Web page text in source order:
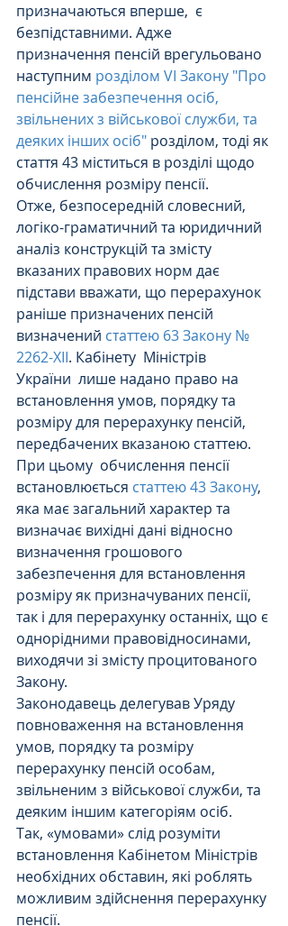
призначаються вперше,  є
безпідставними. Адже
призначення пенсій врегульовано
наступним розділом VI Закону "Про
пенсійне забезпечення осіб,
звільнених з військової служби, та
деяких інших осіб" розділом, тоді як
стаття 43 міститься в розділі щодо
обчислення розміру пенсії.
Отже, безпосередній словесний,
логіко-граматичний та юридичний
аналіз конструкцій та змісту
вказаних правових норм дає
підстави вважати, що перерахунок
раніше призначених пенсій
визначений статтею 63 Закону №
2262-XII. Кабінету  Міністрів
України  лише надано право на
встановлення умов, порядку та
розміру для перерахунку пенсій,
передбачених вказаною статтею.
При цьому  обчислення пенсії
встановлюється статтею 43 Закону,
яка має загальний характер та
визначає вихідні дані відносно
визначення грошового
забезпечення для встановлення
розміру як призначуваних пенсії,
так і для перерахунку останніх, що є
однорідними правовідносинами,
виходячи зі змісту процитованого
Закону.
Законодавець делегував Уряду
повноваження на встановлення
умов, порядку та розміру
перерахунку пенсій особам,
звільненим з військової служби, та
деяким іншим категоріям осіб.
Так, «умовами» слід розуміти
встановлення Кабінетом Міністрів
необхідних обставин, які роблять
можливим здійснення перерахунку
пенсії.